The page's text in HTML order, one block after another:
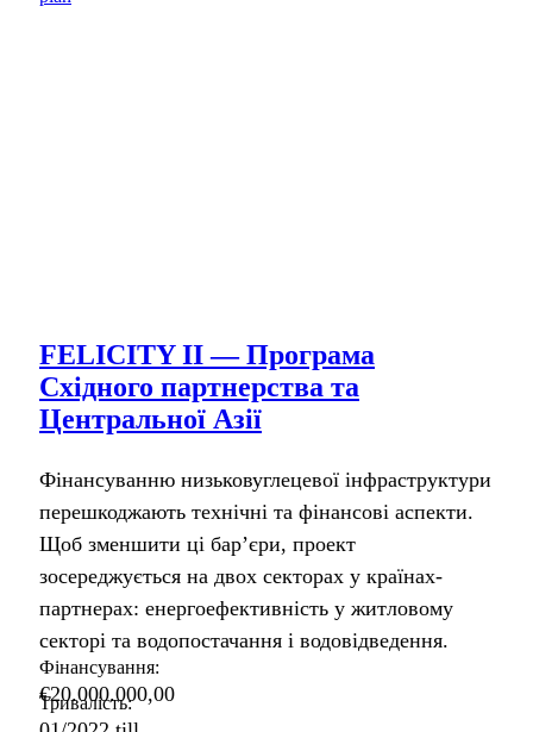
FELICITY II — Програма
Східного партнерства та
Центральної Азії
Фінансуванню низьковуглецевої інфраструктури
перешкоджають технічні та фінансові аспекти.
Щоб зменшити ці бар’єри, проект
зосереджується на двох секторах у країнах-
партнерах: енергоефективність у житловому
секторі та водопостачання і водовідведення.
Фінансування:
€20.000.000,00
Тривалість: